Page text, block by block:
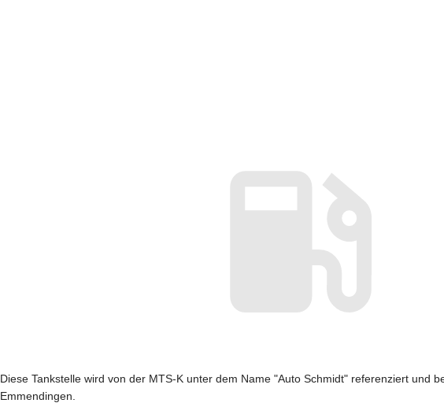
Diese Tankstelle wird von der MTS-K unter dem Name "Auto Schmidt" referenziert und
Emmendingen.